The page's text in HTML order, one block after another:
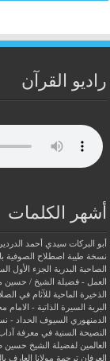
راديو القرآن
أشهر الكلمات
أبو البركات سيدي أحمد
نسخة طيبة اصطلاح الصوفية
الصاحبة البدرية
الجزء الأول
العمل - فضيلة الشيخ /
الذخيرة الماحية للآثام في
البرية
السيرة الذاتية -
الدمنهوري
السيوف الحداد -
النصيحة السنية في معرفة
العالمين لفضيلة الشيخ حسين
العرفان ترجمة مولانا العارف